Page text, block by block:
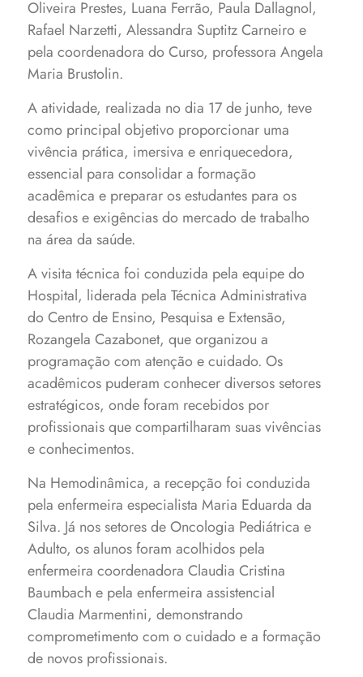
Oliveira Prestes, Luana Ferrão, Paula Dallagnol,
Rafael Narzetti, Alessandra Suptitz Carneiro e
pela coordenadora do Curso, professora Angela
Maria Brustolin.
A atividade, realizada no dia 17 de junho, teve
como principal objetivo proporcionar uma
vivência prática, imersiva e enriquecedora,
essencial para consolidar a formação
acadêmica e preparar os estudantes para os
desafios e exigências do mercado de trabalho
na área da saúde.
A visita técnica foi conduzida pela equipe do
Hospital, liderada pela Técnica Administrativa
do Centro de Ensino, Pesquisa e Extensão,
Rozangela Cazabonet, que organizou a
programação com atenção e cuidado. Os
acadêmicos puderam conhecer diversos setores
estratégicos, onde foram recebidos por
profissionais que compartilharam suas vivências
e conhecimentos.
Na Hemodinâmica, a recepção foi conduzida
pela enfermeira especialista Maria Eduarda da
Silva. Já nos setores de Oncologia Pediátrica e
Adulto, os alunos foram acolhidos pela
enfermeira coordenadora Claudia Cristina
Baumbach e pela enfermeira assistencial
Claudia Marmentini, demonstrando
comprometimento com o cuidado e a formação
de novos profissionais.